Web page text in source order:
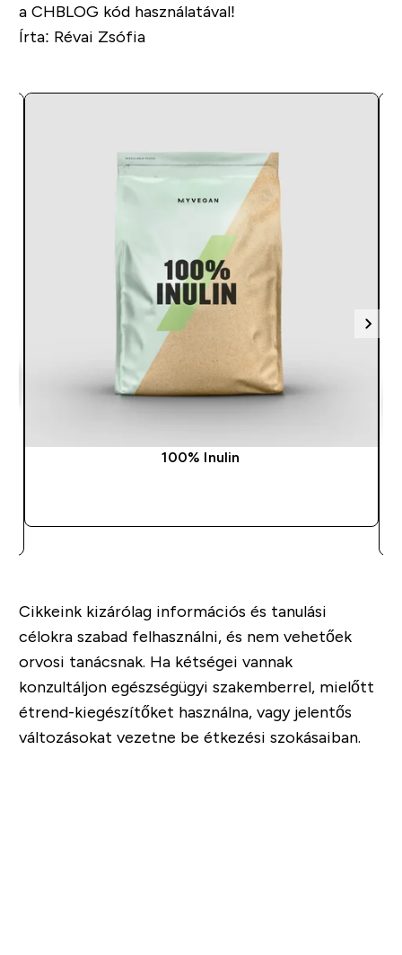
a CHBLOGkód használatával!
Írta: Révai Zsófia
100% Inulin
Cikkeink kizárólag információs és tanulási
célokra szabad felhasználni, és nem vehetőek
orvosi tanácsnak. Ha kétségei vannak
konzultáljon egészségügyi szakemberrel, mielőtt
étrend-kiegészítőket használna, vagy jelentős
változásokat vezetne be étkezési szokásaiban.